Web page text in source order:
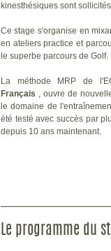
kinesthésiques sont
Ce stage s'organise en
en ateliers practice et
le superbe parcours de Golf.
La méthode MRP de
Français , ouvre de
le domaine de
été testé avec succès par
depuis 10 ans maintenant.
Le programme du